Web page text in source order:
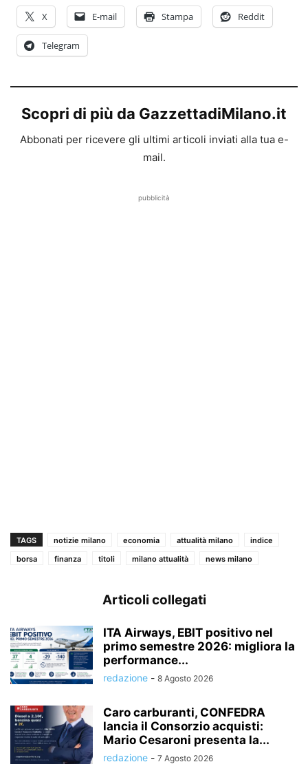
X E-mail Stampa Reddit
Telegram
Scopri di più da GazzettadiMilano.it
Abbonati per ricevere gli ultimi articoli inviati alla tua e-
mail.
pubblicità
TAGS notizie milano economia attualità milano
indice
borsa
finanza titoli milano attualità news milano
Articoli collegati
ITA Airways, EBIT positivo nel
primo semestre 2026: migliora la
performance...
redazione - 8 Agosto 2026
Caro carburanti, CONFEDRA
lancia il Consorzio acquisti:
Mario Cesaroni presenta la...
redazione - 7 Agosto 2026